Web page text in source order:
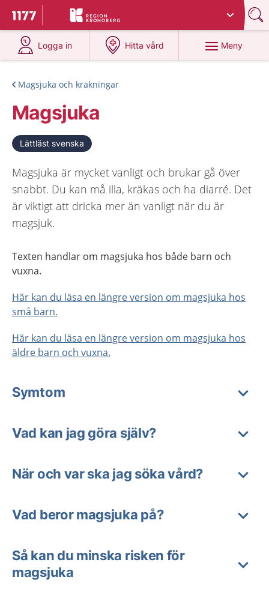
Till startsidan för 1177
Du har valt region
Logga in
på 1177.se
Hitta vård
på 1177.se
Meny
Magsjuka och kräkningar
Magsjuka
Lättläst svenska
Magsjuka är mycket vanligt och brukar gå över
snabbt. Du kan må illa, kräkas och ha diarré. Det
är viktigt att dricka mer än vanligt när du är
magsjuk.
Texten handlar om magsjuka hos både barn och
vuxna.
Här kan du läsa en längre version om magsjuka hos
små barn.
Här kan du läsa en längre version om magsjuka hos
äldre barn och vuxna.
Symtom
Vad kan jag göra själv?
När och var ska jag söka vård?
Vad beror magsjuka på?
Så kan du minska risken för
magsjuka